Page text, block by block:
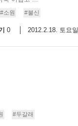
#소원 #불신
0 2012.2.18. 토요일
#두갈래